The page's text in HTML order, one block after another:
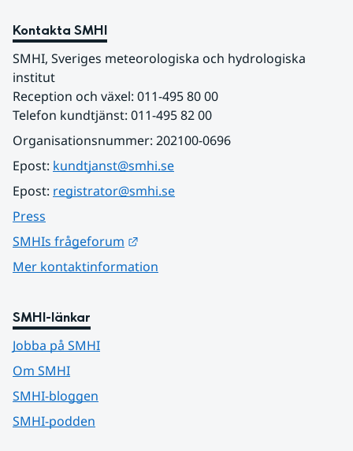
Kontakta SMHI
SMHI, Sveriges meteorologiska och hydrologiska
institut
Reception och växel: 011-495 80 00
Telefon kundtjänst: 011-495 82 00
Organisationsnummer: 202100-0696
Epost: kundtjanst@smhi.se
Epost: registrator@smhi.se
Press
SMHIs frågeforum
Mer kontaktinformation
SMHI-länkar
Jobba på SMHI
Om SMHI
SMHI-bloggen
SMHI-podden